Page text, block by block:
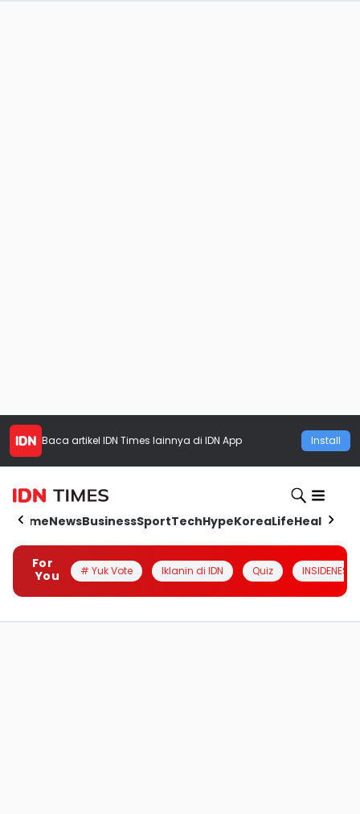
Baca artikel IDN Times lainnya di IDN App Install
HomeNewsBusinessSportTechHypeKoreaLifeHealth
For
You
# Yuk Vote Iklanin di IDN Quiz INSIDENESIA